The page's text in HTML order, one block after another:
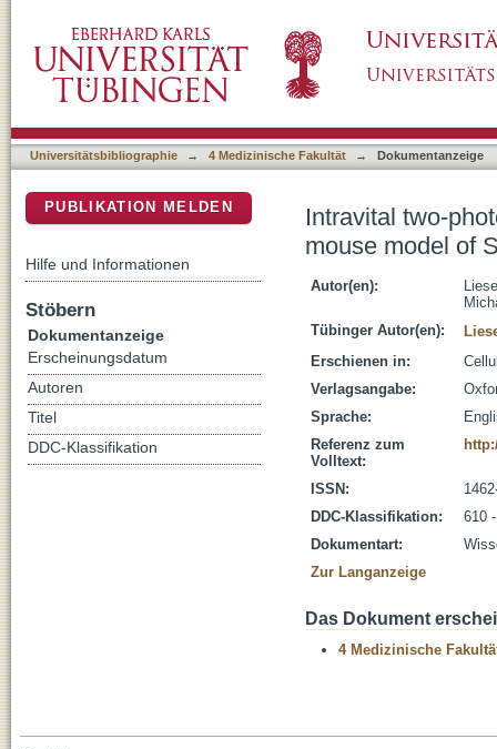
Staphylococcus aureus skin abscess
Universitätsbibliographie → 4 Medizinische Fakultät → Dokumentanzeige
Intravital two-
mouse model of
Autor(en):
Tübinger Autor(en):
Erschienen in:
Verlagsangabe:
Sprache:
Referenz zum
Volltext:
ISSN:
DDC-Klassifikation:
610
Dokumentart:
Zur Langanzeige
Das Dokument
4 Medizinische
PUBLIKATION MELDEN
Hilfe und Informationen
Stöbern
Dokumentanzeige
Erscheinungsdatum
Autoren
Titel
DDC-Klassifikation